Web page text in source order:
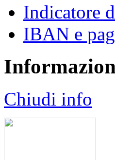
Indicatore
IBAN e
Chiudi info